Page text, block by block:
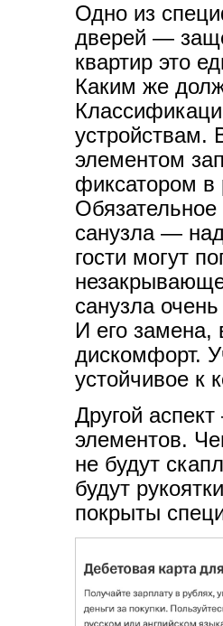
Одно из
дверей —
квартир это
Каким же
устройствам.
элементом
фиксатором в
санузла —
гости могут
санузла
И его замена,
дискомфорт.
устойчивое к
Другой
элементов.
не будут
будут
покрыты